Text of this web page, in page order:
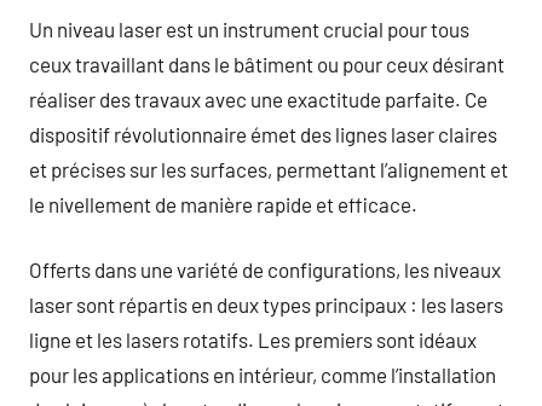
Un niveau laser est un instrument crucial pour tous
ceux travaillant dans le bâtiment ou pour ceux désirant
réaliser des travaux avec une exactitude parfaite. Ce
dispositif révolutionnaire émet des lignes laser claires
et précises sur les surfaces, permettant l’alignement et
le nivellement de manière rapide et efficace.
Offerts dans une variété de configurations, les niveaux
laser sont répartis en deux types principaux : les lasers
ligne et les lasers rotatifs. Les premiers sont idéaux
pour les applications en intérieur, comme l’installation